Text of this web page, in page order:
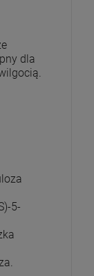
dla
5-